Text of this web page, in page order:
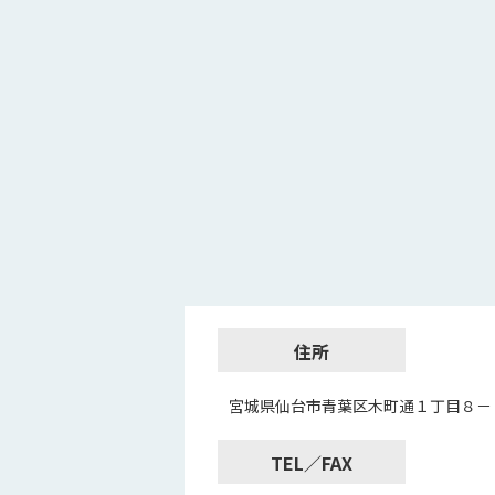
住所
宮城県仙台市青葉区木町通１丁目８－
TEL／FAX